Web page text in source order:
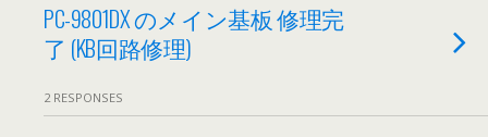
PC-9801DX のメイン基板 修理完
了 (KB回路修理)
2 RESPONSES